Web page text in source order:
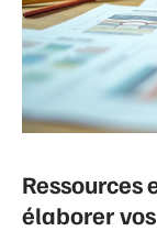
Ressources
élaborer